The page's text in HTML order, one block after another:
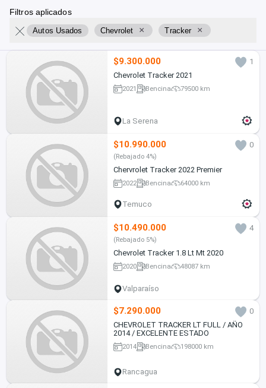
Filtros aplicados
Autos Usados Chevrolet × Tracker ×
$9.300.000
1
Chevrolet Tracker 2021
2021 Bencina 79500 km
La Serena
$10.990.000 0
(Rebajado 4%)
Chervrolet Tracker 2022 Premier
2022 Bencina 64000 km
Temuco
$10.490.000 4
(Rebajado 5%)
Chevrolet Tracker 1.8 Lt Mt 2020
2020 Bencina 48087 km
Valparaíso
$7.290.000
0
CHEVROLET TRACKER LT FULL / AÑO
2014 / EXCELENTE ESTADO
2014 Bencina 198000 km
Rancagua